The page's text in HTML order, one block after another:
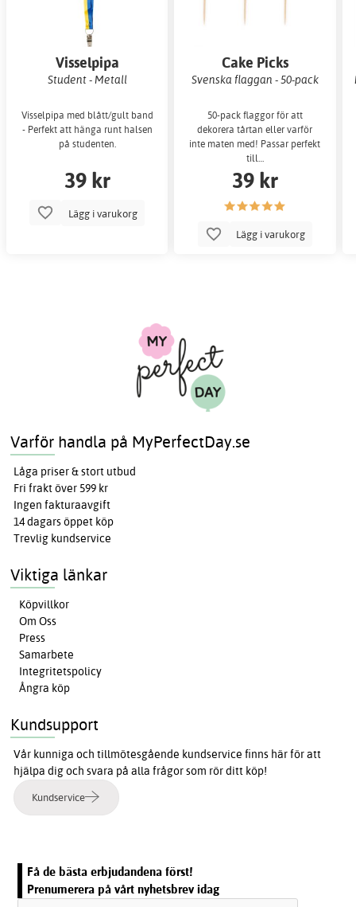
Visselpipa
Student - Metall
Visselpipa med blått/gult band
- Perfekt att hänga runt halsen
på studenten.
39 kr
Lägg i varukorg
Cake Picks
Svenska flaggan - 50-pack
50-pack flaggor för att
dekorera tårtan eller varför
inte maten med! Passar perfekt
till…
39 kr
Lägg i varukorg
Varför handla på MyPerfectDay.se
Låga priser & stort utbud
Fri frakt över 599 kr
Ingen fakturaavgift
14 dagars öppet köp
Trevlig kundservice
Viktiga länkar
Köpvillkor
Om Oss
Press
Samarbete
Integritetspolicy
Ångra köp
Kundsupport
Vår kunniga och tillmötesgående kundservice finns här för att
hjälpa dig och svara på alla frågor som rör ditt köp!
Kundservice
Få de bästa erbjudandena först!
Prenumerera på vårt nyhetsbrev idag